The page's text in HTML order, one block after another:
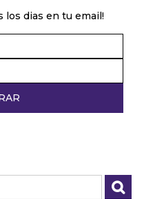
los dias en tu email!